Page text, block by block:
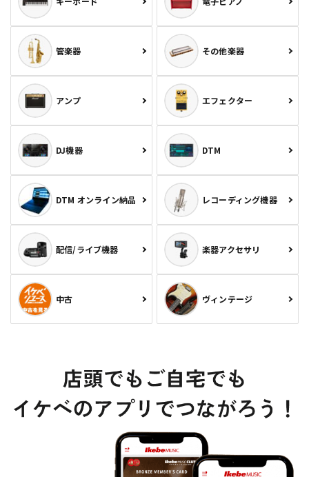
管楽器 その他楽器
アンプ エフェクター
DJ機器 DTM
DTM オンライン納品 レコーディング機器
配信/ライブ機器 楽器アクセサリ
中古 ヴィンテージ